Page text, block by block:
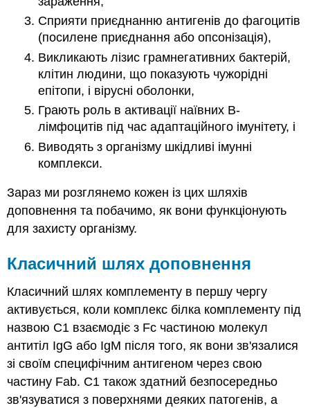
Сприяти приєднанню антигенів до фагоцитів
(посилене приєднання або опсонізація),
Викликають лізис грамнегативних бактерій,
клітин людини, що показують чужорідні
епітопи, і вірусні оболонки,
Грають роль в активації наївних В-
лімфоцитів під час адаптаційного імунітету, і
Виводять з організму шкідливі імунні
комплекси.
Зараз ми розглянемо кожен із цих шляхів
доповнення та побачимо, як вони функціонують
для захисту організму.
Класичний шлях доповнення
Класичний шлях комплементу в першу чергу
активується, коли комплекс білка комплементу під
назвою C1 взаємодіє з Fc частиною молекул
антитіл IgG або IgM після того, як вони зв'язалися
зі своїм специфічним антигеном через свою
частину Fab. С1 також здатний безпосередньо
зв'язуватися з поверхнями деяких патогенів, а